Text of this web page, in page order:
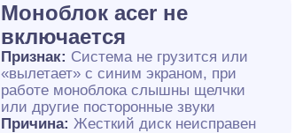
Моноблок acer не
включается
Признак: Система не грузится или
«вылетает» с синим экраном, при
работе моноблока слышны щелчки
или другие посторонные звуки
Причина:Жесткий диск неисправен